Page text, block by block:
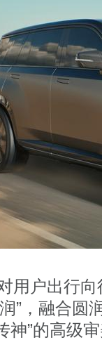
用户出行
”，融合圆
神”的高级